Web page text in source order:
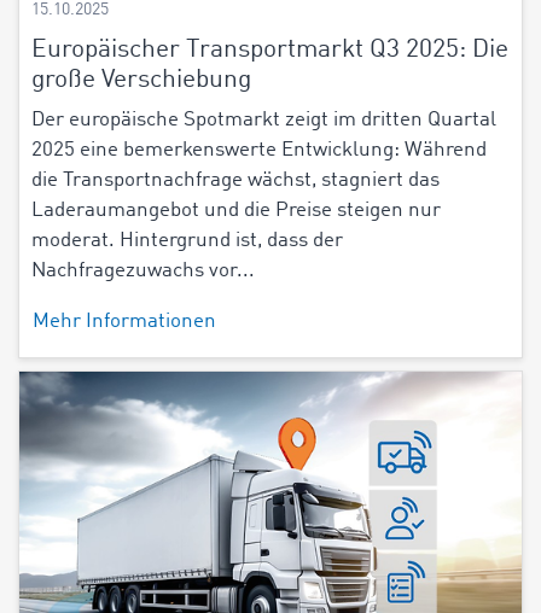
15.10.2025
Europäischer Transportmarkt Q3 2025: Die
große Verschiebung
Der europäische Spotmarkt zeigt im dritten Quartal
2025 eine bemerkenswerte Entwicklung: Während
die Transportnachfrage wächst, stagniert das
Laderaumangebot und die Preise steigen nur
moderat. Hintergrund ist, dass der
Nachfragezuwachs vor...
Mehr Informationen